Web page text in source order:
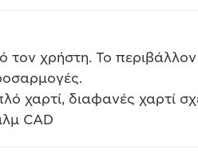
χρήστη. Το
χαρτί, διαφανές χαρτί
CAD